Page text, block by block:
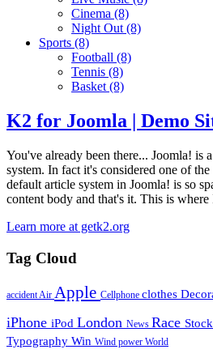
Cinema (8)
Night Out(8)
Sports (8)
Football (8)
Tennis (8)
Basket(8)
K2 for Joomla | Demo
You've already been there... Joomla! is
system. In fact it's considered one of
default article system in Joomla! is so
content body and that's it. This is
Learn more at getk2.org
Tag Cloud
accident Air Apple Cellphone clothes
iPhone iPod London News Race
Typography Win Wind power World